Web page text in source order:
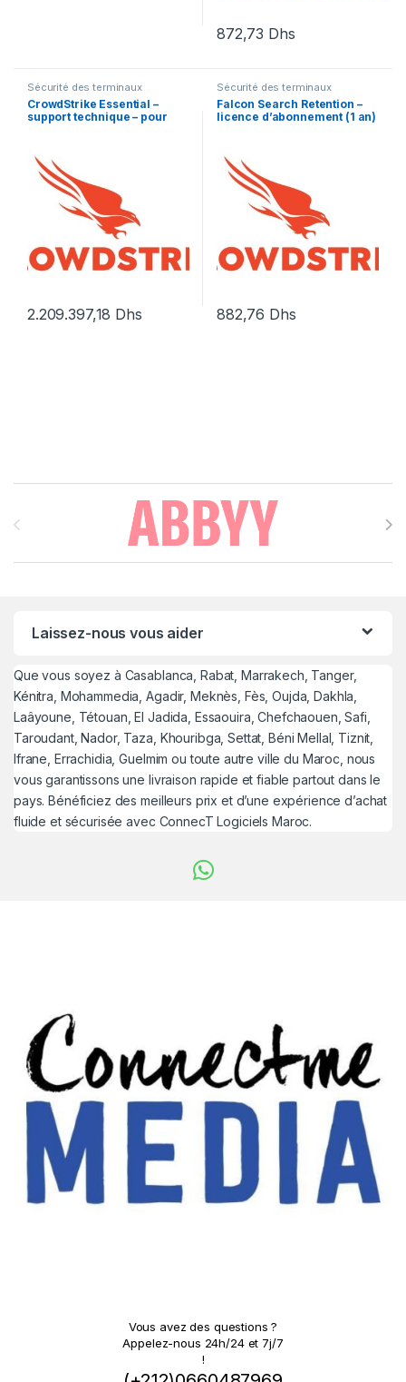
872,73 Dhs
Sécurité des terminaux
CrowdStrike Essential –
support technique – pour
2.209.397,18 Dhs
Sécurité des terminaux
Falcon Search Retention –
licence d’abonnement (1 an)
882,76 Dhs
Brands Carousel
Laissez-nous vous aider
Que vous soyez à Casablanca, Rabat, Marrakech, Tanger,
Kénitra, Mohammedia, Agadir, Meknès, Fès, Oujda, Dakhla,
Laâyoune, Tétouan, El Jadida, Essaouira, Chefchaouen, Safi,
Taroudant, Nador, Taza, Khouribga, Settat, Béni Mellal, Tiznit,
Ifrane, Errachidia, Guelmim ou toute autre ville du Maroc, nous
vous garantissons une livraison rapide et fiable partout dans le
pays. Bénéficiez des meilleurs prix et d’une expérience d’achat
fluide et sécurisée avec ConnecT Logiciels Maroc.
Vous avez des questions ?
Appelez-nous 24h/24 et 7j/7
!